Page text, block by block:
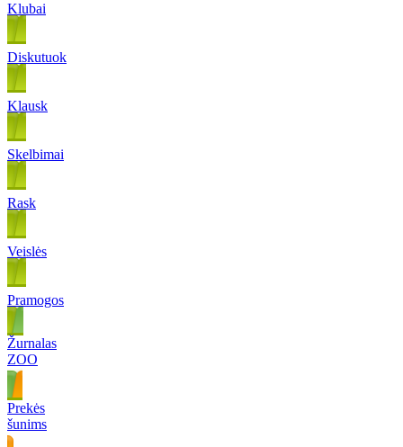
Klubai
Diskutuok
Klausk
Skelbimai
Rask
Veislės
Pramogos
Žurnalas
ZOO
Prekės
šunims